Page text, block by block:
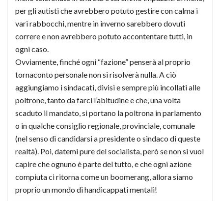
per gli autisti che avrebbero potuto gestire con calma i
vari rabbocchi, mentre in inverno sarebbero dovuti
correre e non avrebbero potuto accontentare tutti, in
ogni caso.
Ovviamente, finché ogni “fazione” penserà al proprio
tornaconto personale non si risolverà nulla. A ciò
aggiungiamo i sindacati, divisi e sempre più incollati alle
poltrone, tanto da farci l’abitudine e che, una volta
scaduto il mandato, si portano la poltrona in parlamento
o in qualche consiglio regionale, provinciale, comunale
(nel senso di candidarsi a presidente o sindaco di queste
realtà). Poi, datemi pure del socialista, però se non si vuol
capire che ognuno è parte del tutto, e che ogni azione
compiuta ci ritorna come un boomerang, allora siamo
proprio un mondo di handicappati mentali!